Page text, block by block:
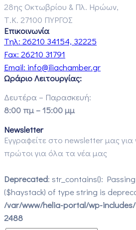
28ης Οκτωβρίου & Πλ. Ηρώων,
Τ.Κ. 27100 ΠΥΡΓΟΣ
Επικοινωνία
Τηλ: 26210 34154, 32225
Fax: 26210 31791
Email: info@iliachamber.gr
Ωράριο Λειτουργίας:
Δευτέρα – Παρασκευή:
8:00 πμ – 15:00 μμ
Newsletter
Εγγραφείτε στο newsletter μας
πρώτοι για όλα τα νέα μας
Deprecated: str_contains():
($haystack) of type string is
/var/www/helia-portal/wp-
2488